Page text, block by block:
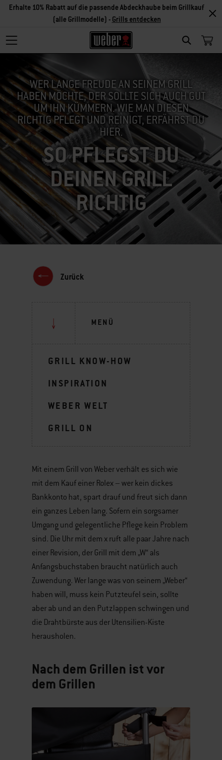
SEARCH
Erhalte 10% Rabatt auf die passende Abdeckhaube beim Grillkauf
(alle Grillmodelle) - Grills entdecken
WER LANGE FREUDE AN SEINEM GRILL
HABEN MÖCHTE, DER SOLLTE SICH AUCH GUT
UM IHN KÜMMERN. WIE MAN DIESEN
RICHTIG PFLEGT UND REINIGT, ERFÄHRST DU
HIER.
SO PFLEGST DU
DEINEN GRILL
RICHTIG
Zurück
MENÜ
GRILL KNOW-HOW
INSPIRATION
WEBER WELT
GRILL ON
Mit einem Grill von Weber verhält es sich wie
mit dem Kauf einer Rolex – wer kein dickes
Bankkonto hat, spart drauf und freut sich dann
ein ganzes Leben lang. Sofern ein sorgsamer
Umgang und gelegentliche Pflege kein Problem
sind. Die Uhr mit dem x ruft alle paar Jahre nach
einer Revision, der Grill mit dem „W“ als
Anfangsbuchstaben braucht natürlich auch
Zuwendung. Wer lange was von seinem „Weber“
haben will, muss kein Putzteufel sein, sollte
aber ab und an den Putzlappen schwingen und
die Drahtbürste aus der Utensilien-Kiste
herausholen.
Nach dem Grillen ist vor
dem Grillen